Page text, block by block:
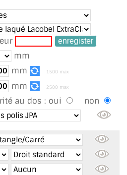
M2
BRASSERIE
COULEUR
mm
mm 1500 max
mm 2500 max
au dos : oui
non